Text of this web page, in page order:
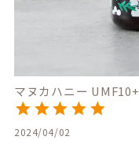
マヌカハニー UMF10+
2024/04/02